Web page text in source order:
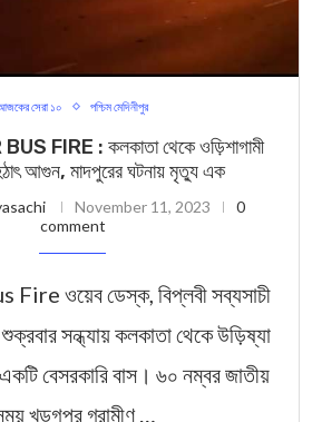
সেরা ১০ পশ্চিম মেদিনীপুর
FIRE : কলকাতা থেকে ওড়িশাগামী
আগুন, মাদপুরের ঘটনায় মৃত্যু এক
November 11, 2023
0
comment
ওয়েব ডেস্ক, বিপ্লবী সব্যসাচী
সন্ধ্যায় কলকাতা থেকে উড়িষ্যা
একটি বেসরকারি বাস। ৬০ নম্বর জাতীয়
খড়গপুর গ্রামীণ …